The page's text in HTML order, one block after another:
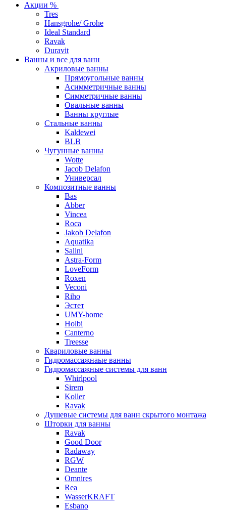
Акции %
Tres
Hansgrohe/ Grohe
Ideal Standard
Ravak
Duravit
Ванны и все для ванн
Акриловые ванны
Прямоугольные ванны
Асимметричные ванны
Симметричные ванны
Овальные ванны
Ванны круглые
Стальные ванны
Kaldewei
BLB
Чугунные ванны
Wotte
Jacob Delafon
Универсал
Композитные ванны
Bas
Abber
Vincea
Roca
Jakob Delafon
Aquatika
Salini
Astra-Form
LoveForm
Roxen
Veconi
Riho
Эстет
UMY-home
Holbi
Canterno
Treesse
Квариловые ванны
Гидромассажнаые ванны
Гидромассажные системы для ванн
Whirlpool
Sirem
Koller
Ravak
Душевые системы для ванн скрытого монтажа
Шторки для ванны
Ravak
Good Door
Radaway
RGW
Deante
Omnires
Rea
WasserKRAFT
Esbano